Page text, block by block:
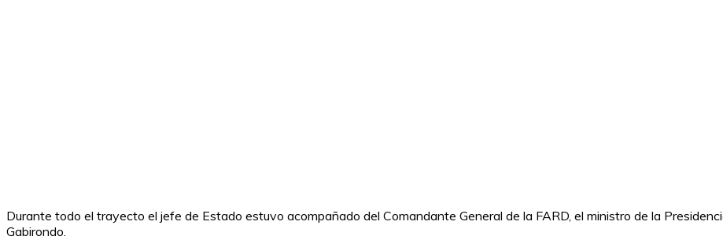
Durante todo el trayecto el jefe de Estado estuvo acompañado del Comandante General de la FARD, el ministro de la
Gabirondo.